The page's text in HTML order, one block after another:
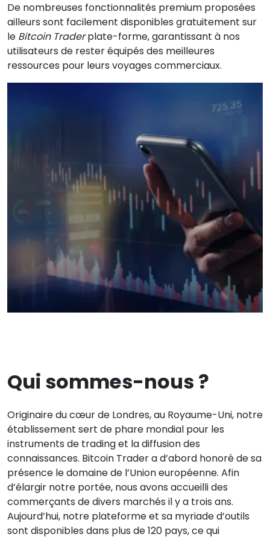
De nombreuses fonctionnalités premium proposées
ailleurs sont facilement disponibles gratuitement sur
le Bitcoin Traderplate-forme, garantissant à nos
utilisateurs de rester équipés des meilleures
ressources pour leurs voyages commerciaux.
Qui sommes-nous ?
Originaire du cœur de Londres, au Royaume-Uni, notre
établissement sert de phare mondial pour les
instruments de trading et la diffusion des
connaissances. Bitcoin Trader a d’abord honoré de sa
présence le domaine de l’Union européenne. Afin
d’élargir notre portée, nous avons accueilli des
commerçants de divers marchés il y a trois ans.
Aujourd’hui, notre plateforme et sa myriade d’outils
sont disponibles dans plus de 120 pays, ce qui